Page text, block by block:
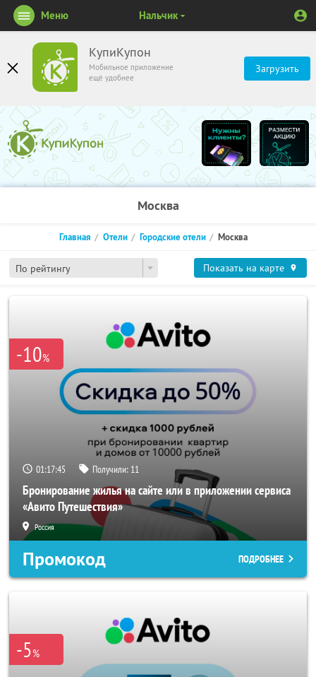
КупиКупон
Мобильное приложение
ещё удобнее
Загрузить
Меню Нальчик
Москва
По рейтингу
Главная Отели Городские отели Москва
Показать на карте
-10%
01:17:45 Получили: 11
Бронирование жилья на сайте или в приложении сервиса
«Авито Путешествия»
Россия
Промокод ПОДРОБНЕЕ
-5%